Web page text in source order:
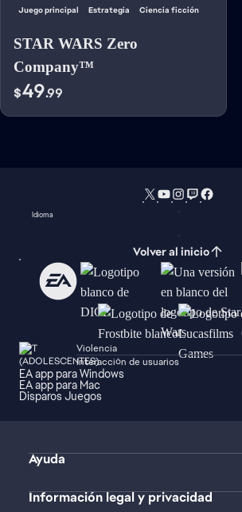
Juego principal Estrategia Ciencia ficción
STAR WARS Zero
Company™
$49.99
Idioma
Volver al inicio
Violencia
Interacción de usuarios
EA app para Windows
EA app para Mac
Disparos Juegos
Ayuda
Información legal y privacidad